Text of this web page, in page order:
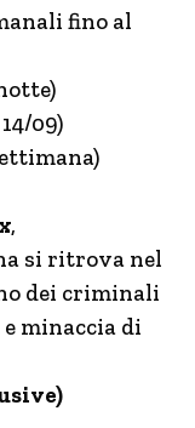
fino al
09)
,
si ritrova nel
dei criminali
minaccia di